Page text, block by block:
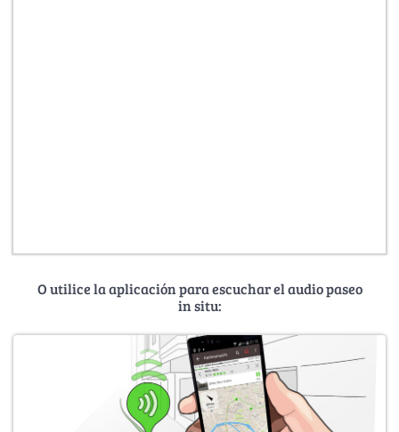
O utilice la aplicación para escuchar el audio paseo
in situ: